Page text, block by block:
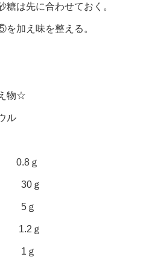
は先に合わせておく。
加え味を整える。
物☆
ル
ｇ
ｇ
ｇ
1.2ｇ
1ｇ